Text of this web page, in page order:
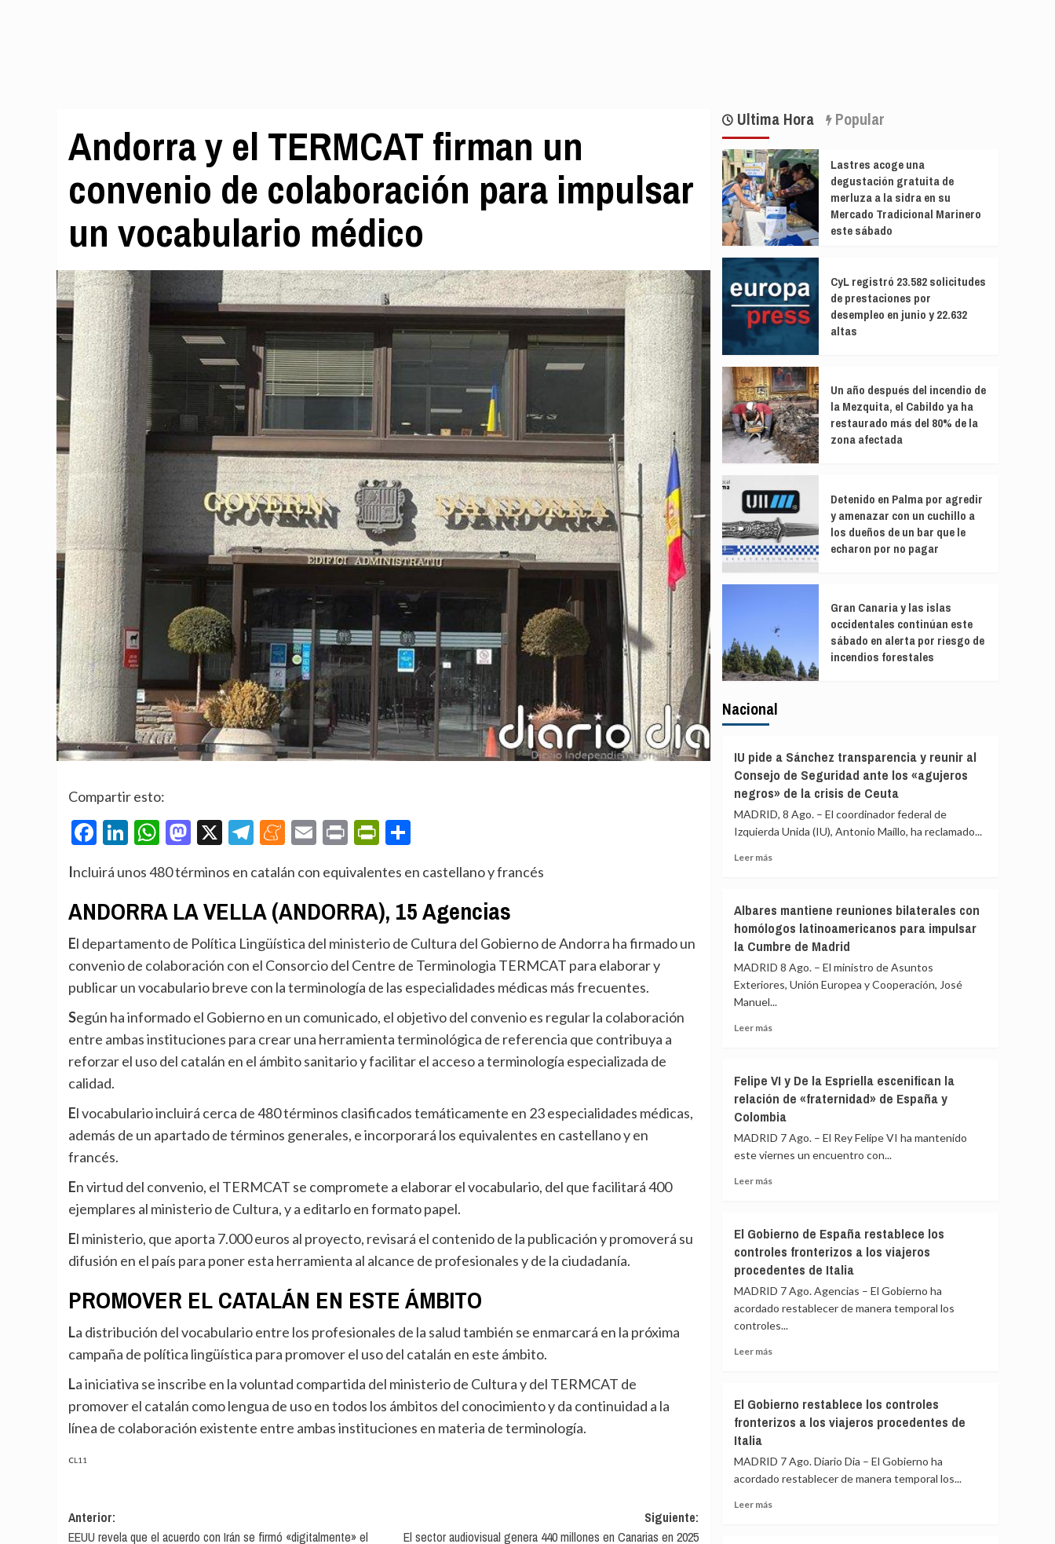
Andorra y el TERMCAT firman un
convenio de colaboración para impulsar
un vocabulario médico
Compartir esto:
Facebook
LinkedIn
WhatsApp
Mastodon
X Telegram
Meneame
EmailPrintPrintFriendly
Incluirá unos 480 términos en catalán con equivalentes en castellano y francés
ANDORRA LA VELLA (ANDORRA), 15 Agencias
El departamento de Política Lingüística del ministerio de Cultura del Gobierno de Andorra ha firmado un
convenio de colaboración con el Consorcio del Centre de Terminologia TERMCAT para elaborar y
publicar un vocabulario breve con la terminología de las especialidades médicas más frecuentes.
Según ha informado el Gobierno en un comunicado, el objetivo del convenio es regular la colaboración
entre ambas instituciones para crear una herramienta terminológica de referencia que contribuya a
reforzar el uso del catalán en el ámbito sanitario y facilitar el acceso a terminología especializada de
calidad.
El vocabulario incluirá cerca de 480 términos clasificados temáticamente en 23 especialidades médicas,
además de un apartado de términos generales, e incorporará los equivalentes en castellano y en
francés.
En virtud del convenio, el TERMCAT se compromete a elaborar el vocabulario, del que facilitará 400
ejemplares al ministerio de Cultura, y a editarlo en formato papel.
El ministerio, que aporta 7.000 euros al proyecto, revisará el contenido de la publicación y promoverá su
difusión en el país para poner esta herramienta al alcance de profesionales y de la ciudadanía.
PROMOVER EL CATALÁN EN ESTE ÁMBITO
La distribución del vocabulario entre los profesionales de la salud también se enmarcará en la próxima
campaña de política lingüística para promover el uso del catalán en este ámbito.
La iniciativa se inscribe en la voluntad compartida del ministerio de Cultura y del TERMCAT de
promover el catalán como lengua de uso en todos los ámbitos del conocimiento y da continuidad a la
línea de colaboración existente entre ambas instituciones en materia de terminología.
CL11
Navegación
Anterior:
EEUU revela que el acuerdo con Irán se firmó «digitalmente» el
Siguiente:
El sector audiovisual genera 440 millones en Canarias en 2025
Ultima Hora Popular
Lastres acoge una
degustación gratuita de
merluza a la sidra en su
Mercado Tradicional Marinero
este sábado
CyL registró 23.582 solicitudes
de prestaciones por
desempleo en junio y 22.632
altas
Un año después del incendio de
la Mezquita, el Cabildo ya ha
restaurado más del 80% de la
zona afectada
Detenido en Palma por agredir
y amenazar con un cuchillo a
los dueños de un bar que le
echaron por no pagar
Gran Canaria y las islas
occidentales continúan este
sábado en alerta por riesgo de
incendios forestales
Nacional
IU pide a Sánchez transparencia y reunir al
Consejo de Seguridad ante los «agujeros
negros» de la crisis de Ceuta
MADRID, 8 Ago. – El coordinador federal de
Izquierda Unida (IU), Antonio Maíllo, ha reclamado...
Leer másLeer
pide
a
Sánchez
y
reunir
al
de
los
«agujeros
de
la
crisis
Ceuta
Albares mantiene reuniones bilaterales con
homólogos latinoamericanos para impulsar
la Cumbre de Madrid
MADRID 8 Ago. – El ministro de Asuntos
Exteriores, Unión Europea y Cooperación, José
Manuel...
Leer másLeer
mantiene
reuniones
bilaterales
homólogos
latinoamericanos
de
Madrid
Felipe VI y De la Espriella escenifican la
relación de «fraternidad» de España y
Colombia
MADRID 7 Ago. – El Rey Felipe VI ha mantenido
este viernes un encuentro con...
Leer másLeer
VI
y
De
Espriella
escenifican
la
de
España
y
El Gobierno de España restablece los
controles fronterizos a los viajeros
procedentes de Italia
MADRID 7 Ago. Agencias – El Gobierno ha
acordado restablecer de manera temporal los
controles...
Leer másLeer
Gobierno
de
los
controles
El Gobierno restablece los controles
fronterizos a los viajeros procedentes de
Italia
MADRID 7 Ago. Diario Dia – El Gobierno ha
acordado restablecer de manera temporal los...
Leer másLeer